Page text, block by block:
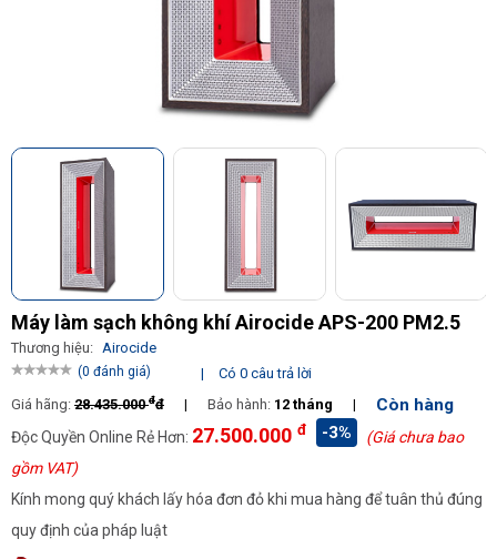
Máy làm sạch không khí Airocide APS-200 PM2.5
Thương hiệu: Airocide
(0 đánh giá) |
Có 0 câu trả lời
Giá hãng: 28.435.000đđ | Bảo hành: 12 tháng | Còn hàng
Độc Quyền Online Rẻ Hơn: 27.500.000 đ -3%
(Giá chưa bao
gồm VAT)
Kính mong quý khách lấy hóa đơn đỏ khi mua hàng để tuân thủ đúng
quy định của pháp luật